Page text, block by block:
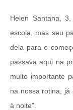
Helen Santana,
escola, mas seu
dela para o
passava aqui na
muito importante
na nossa rotina, já
à noite”.